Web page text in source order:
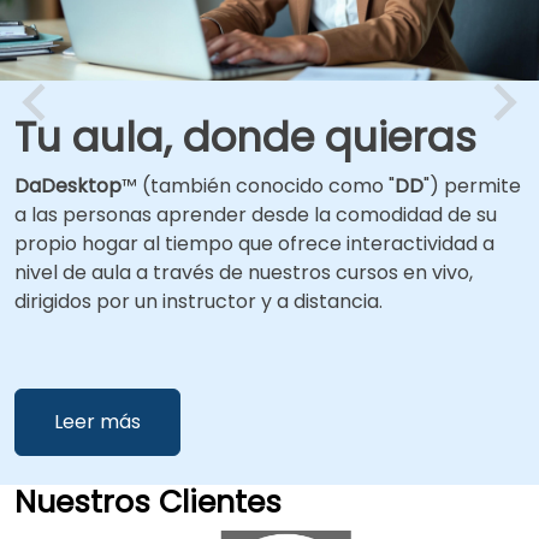
Tu aula, donde quieras
DaDesktop™ (también conocido como "DD") permite
a las personas aprender desde la comodidad de su
propio hogar al tiempo que ofrece interactividad a
nivel de aula a través de nuestros cursos en vivo,
dirigidos por un instructor y a distancia.
Leer más
Nuestros Clientes